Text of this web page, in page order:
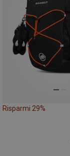
Risparmi 29%